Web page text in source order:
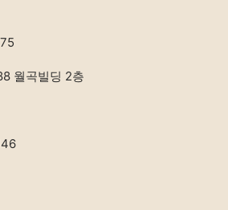
월곡빌딩 2층